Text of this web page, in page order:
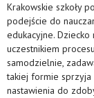
Krakowskie szkoły
podejście do
edukacyjne.
uczestnikiem
samodzielnie,
takiej formie sprzyja
nastawienia do